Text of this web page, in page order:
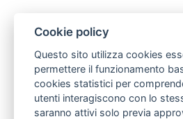
Cookie policy
Questo sito utilizza cookies
permettere il funzionamento
cookies statistici per
utenti interagiscono con lo
saranno attivi solo previa